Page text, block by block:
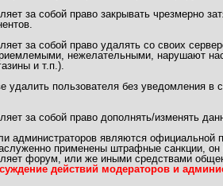
за собой право закрывать чрезмерно
за собой право удалять со своих
нежелательными, нарушают
и т.п.).
удалить пользователя без уведомления
за собой право дополнять/изменять
администраторов являются
применены штрафные санкции,
форум, или же иными средствами
действий модераторов и